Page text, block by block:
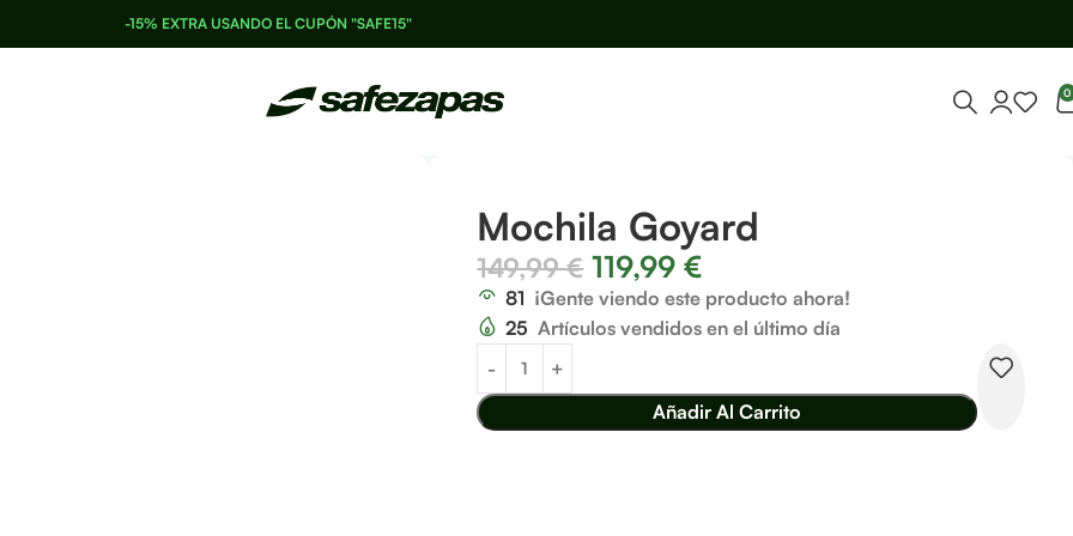
-15% EXTRA USANDO EL CUPÓN "SAFE15"
0
Mochila Goyard
149,99€ 119,99€
81 ¡Gente viendo este producto ahora!
25 Artículos vendidos en el último día
Añadir Al Carrito